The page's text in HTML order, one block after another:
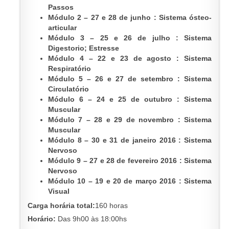
Passos
Módulo 2 – 27 e 28 de junho : Sistema ósteo-
articular
Módulo 3 – 25 e 26 de julho : Sistema
Digestorio; Estresse
Módulo 4 – 22 e 23 de agosto : Sistema
Respiratório
Módulo 5 – 26 e 27 de setembro : Sistema
Circulatório
Módulo 6 – 24 e 25 de outubro : Sistema
Muscular
Módulo 7 – 28 e 29 de novembro : Sistema
Muscular
Módulo 8 – 30 e 31 de janeiro 2016 : Sistema
Nervoso
Módulo 9 – 27 e 28 de fevereiro 2016 : Sistema
Nervoso
Módulo 10 – 19 e 20 de março 2016 : Sistema
Visual
Carga horária total:160 horas
Horário: Das 9h00 às 18:00hs